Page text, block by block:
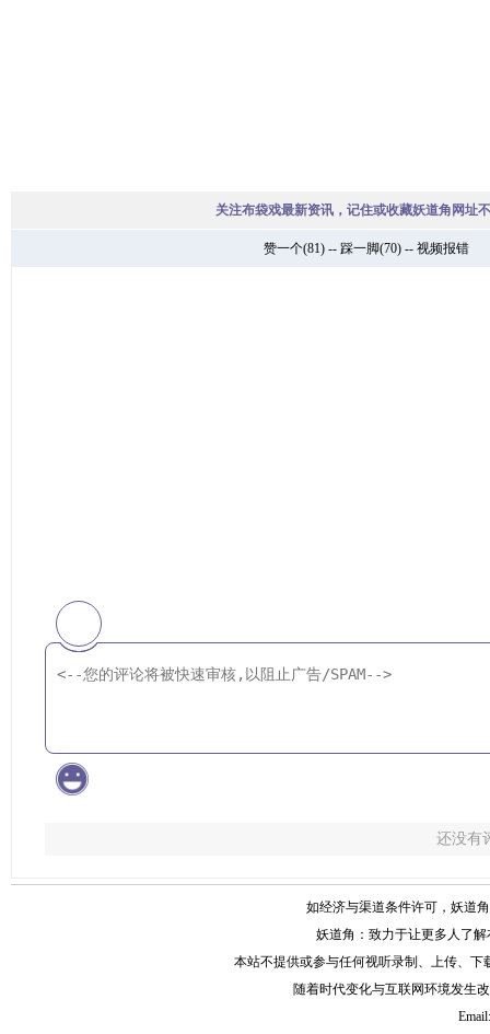
关注布袋戏最新资讯，记住或收藏妖道角网址
赞一个(81) -- 踩一脚(70) -- 视频报错
还没有
如经济与渠道条件许可，妖道
妖道角：致力于让更多人了
本站不提供或参与任何视听录制、上传、
随着时代变化与互联网环境发生